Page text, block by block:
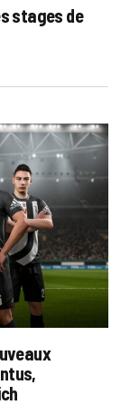
stages de